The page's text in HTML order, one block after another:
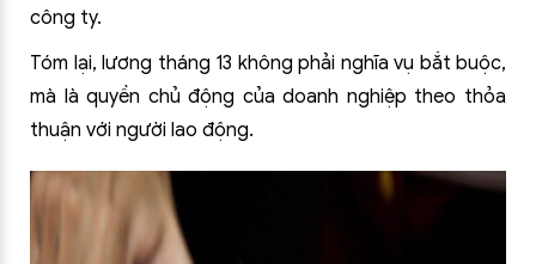
công ty.
Tóm lại, lương tháng 13 không phải nghĩa vụ bắt buộc,
mà là quyền chủ động của doanh nghiệp theo thỏa
thuận với người lao động.